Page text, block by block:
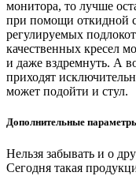
монитора, то лучше
при помощи откидной
регулируемых
качественных кресел
и даже вздремнуть. А
приходят
может подойти и стул.
Дополнительные
Нельзя забывать и о
Сегодня такая